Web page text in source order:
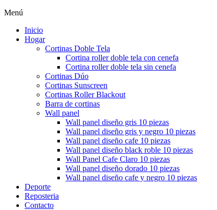
Menú
Inicio
Hogar
Cortinas Doble Tela
Cortina roller doble tela con cenefa
Cortina roller doble tela sin cenefa
Cortinas Dúo
Cortinas Sunscreen
Cortinas Roller Blackout
Barra de cortinas
Wall panel
Wall panel diseño gris 10 piezas
Wall panel diseño gris y negro 10 piezas
Wall panel diseño cafe 10 piezas
Wall panel diseño black roble 10 piezas
Wall Panel Cafe Claro 10 piezas
Wall panel diseño dorado 10 piezas
Wall panel diseño cafe y negro 10 piezas
Deporte
Reposteria
Contacto